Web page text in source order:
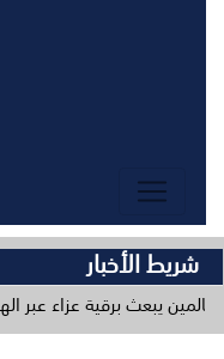
شريط الأخبار
عزاء عبر الهاتف